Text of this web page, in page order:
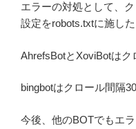
エラーの対処として、
設定をrobots.txtに施し
AhrefsBotとXoviBotはク
bingbotはクロール間隔
今後、他のBOTでもエ